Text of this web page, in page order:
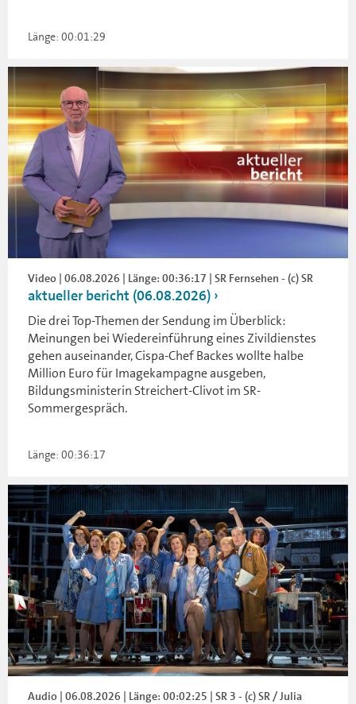
Länge: 00:01:29
Video | 06.08.2026 | Länge: 00:36:17 | SR Fernsehen - (c) SR
aktueller bericht (06.08.2026)
Die drei Top-Themen der Sendung im Überblick:
Meinungen bei Wiedereinführung eines Zivildienstes
gehen auseinander, Cispa-Chef Backes wollte halbe
Million Euro für Imagekampagne ausgeben,
Bildungsministerin Streichert-Clivot im SR-
Sommergespräch.
Länge: 00:36:17
Audio | 06.08.2026 | Länge: 00:02:25 | SR 3 - (c) SR / Julia